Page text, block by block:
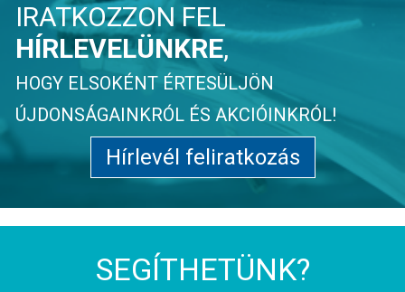
IRATKOZZON FEL
HÍRLEVELÜNKRE,
HOGY ELSOKÉNT ÉRTESÜLJÖN
ÚJDONSÁGAINKRÓL ÉS AKCIÓINKRÓL!
Hírlevél feliratkozás
SEGÍTHETÜNK?